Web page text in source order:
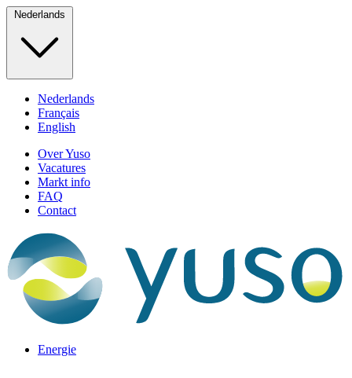
Nederlands
Nederlands
Français
English
Over Yuso
Vacatures
Markt info
FAQ
Contact
Energie